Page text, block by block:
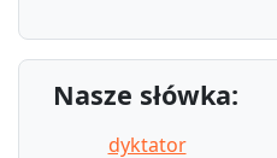
Nasze słówka:
dyktator